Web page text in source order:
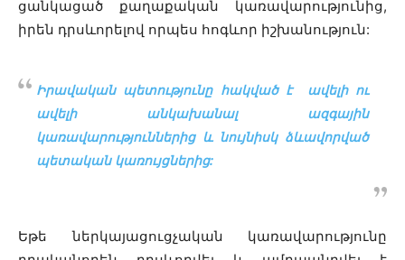
ցանկացած քաղաքական կառավարությունից,
իրեն դրսևորելով որպես հոգևոր իշխանություն:
Իրավական պետությունը հակված է ավելի ու
ավելի անկախանալ ազգային
կառավարություններից և նույնիսկ ձևավորված
պետական կառույցներից:
Եթե ներկայացուցչական կառավարությունը